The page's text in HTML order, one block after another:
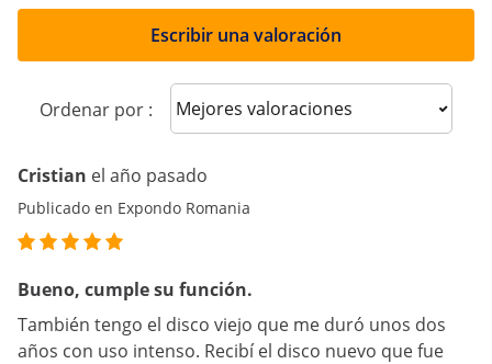
Escribir una valoración
Ordenar por : Sort reviews
Cristian el año pasado
Publicado en Expondo Romania
Bueno, cumple su función.
También tengo el disco viejo que me duró unos dos
años con uso intenso. Recibí el disco nuevo que fue